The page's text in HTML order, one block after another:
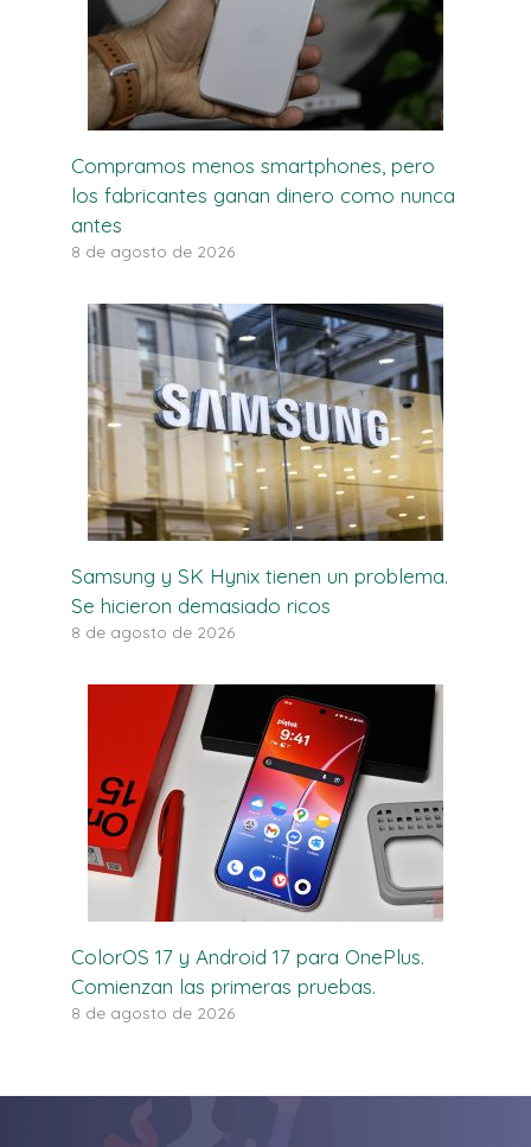
Compramos menos smartphones, pero
los fabricantes ganan dinero como nunca
antes
8 de agosto de 2026
Samsung y SK Hynix tienen un problema.
Se hicieron demasiado ricos
8 de agosto de 2026
ColorOS 17 y Android 17 para OnePlus.
Comienzan las primeras pruebas.
8 de agosto de 2026